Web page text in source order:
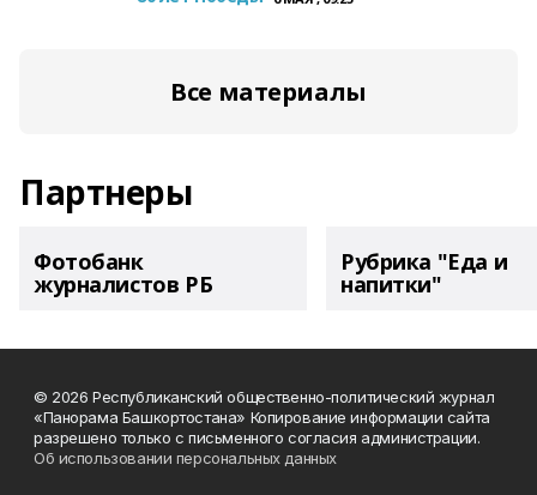
Все материалы
Партнеры
Фотобанк
журналистов РБ
Рубрика "Еда и
напитки"
© 2026 Республиканский общественно-политический журнал
«Панорама Башкортостана» Копирование информации сайта
разрешено только с письменного согласия администрации.
Об использовании персональных данных